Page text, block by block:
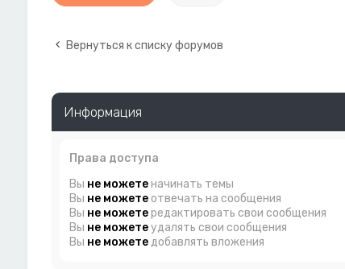
Вернуться к списку форумов
Информация
Права доступа
Вы не можетеначинать темы
Вы не можетеотвечать на сообщения
Вы не можетередактировать свои сообщения
Вы не можетеудалять свои сообщения
Вы не можетедобавлять вложения